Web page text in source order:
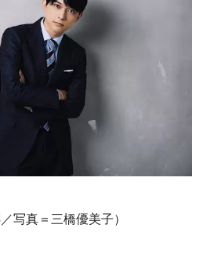
写真＝三橋優美子）